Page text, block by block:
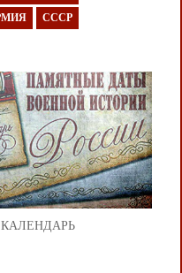
СССР
КАЛЕНДАРЬ